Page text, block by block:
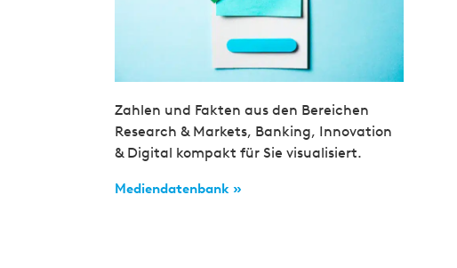
Zahlen und Fakten aus den Bereichen
Research & Markets, Banking, Innovation
& Digital kompakt für Sie visualisiert.
Mediendatenbank »